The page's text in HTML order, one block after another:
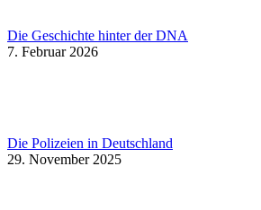
Die Geschichte hinter der DNA
7. Februar 2026
Die Polizeien in Deutschland
29. November 2025